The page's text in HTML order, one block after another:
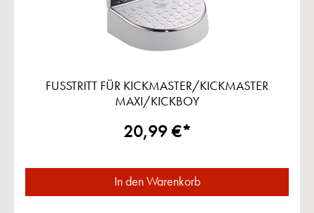
FUSSTRITT FÜR KICKMASTER/KICKMASTER
MAXI/KICKBOY
20,99 €*
In den Warenkorb